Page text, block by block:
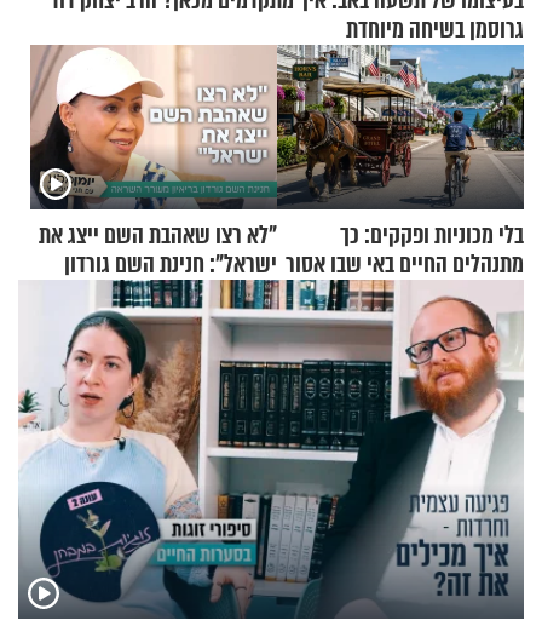
גרוסמן בשיחה מיוחדת
בלי מכוניות ופקקים: כך
מתנהלים החיים באי שבו אסור
לנהוג כבר יותר מ-120 שנה
"לא רצו שאהבת השם ייצג את
ישראל": חנינת השם גורדון
בריאיון מעורר השראה